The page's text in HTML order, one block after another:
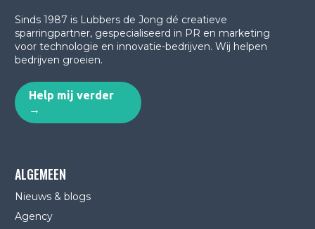
Sinds 1987 is Lubbers de Jong dé creatieve
sparringpartner, gespecialiseerd in PR en marketing
voor technologie en innovatie-bedrijven. Wij helpen
bedrijven groeien.
Help mij verder
→
ALGEMEEN
Nieuws & blogs
Agency